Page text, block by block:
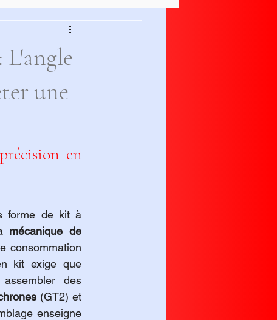
une
forme de kit à
mécanique de
consommation
kit exige que
des
(GT2) et
enseigne